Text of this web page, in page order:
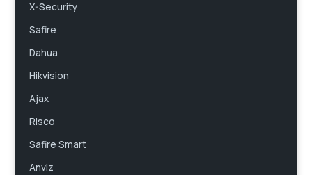
X-Security
Safire
Dahua
Hikvision
Ajax
Risco
Safire Smart
Anviz